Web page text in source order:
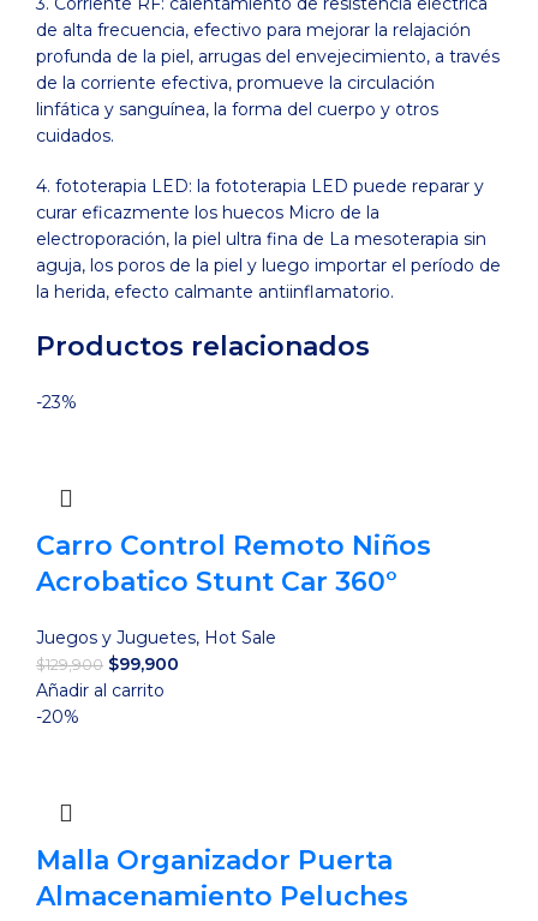
de alta frecuencia, efectivo para mejorar la relajación
profunda de la piel, arrugas del envejecimiento, a través
de la corriente efectiva, promueve la circulación
linfática y sanguínea, la forma del cuerpo y otros
cuidados.
4. fototerapia LED: la fototerapia LED puede reparar y
curar eficazmente los huecos Micro de la
electroporación, la piel ultra fina de La mesoterapia sin
aguja, los poros de la piel y luego importar el período de
la herida, efecto calmante antiinflamatorio.
Productos relacionados
-23%
Carro Control Remoto Niños
Acrobatico Stunt Car 360°
Juegos y Juguetes, Hot Sale
$129,900 El
precio
$99,900
Añadir al carrito
-20%
Malla Organizador Puerta
Almacenamiento Peluches